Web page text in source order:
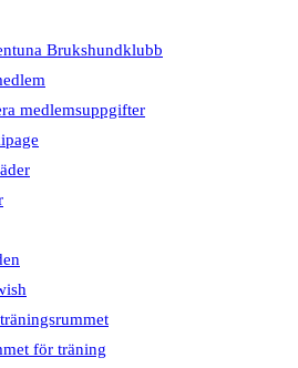
Brukshundklubb
medlemsuppgifter
för träning